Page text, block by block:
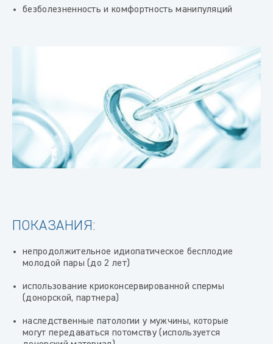
безболезненность и комфортность манипуляций
ПОКАЗАНИЯ:
непродолжительное идиопатическое бесплодие
молодой пары (до 2 лет)
использование криоконсервированной спермы
(донорской, партнера)
наследственные патологии у мужчины, которые
могут передаваться потомству (используется